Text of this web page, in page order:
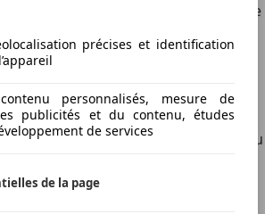
au car-sharing et à la location de
et à la location de voiture est
qu’il est important de
les mauvaises surprises.
varie selon les services, avec un
pour lecar-sharing, mais parfois 21 ou
classique.
de conduire valide
d’une ancienneté de 1 à 2 ans
précises et identification
personnalisés, mesure de
publicités et du contenu, études
de services
de la page